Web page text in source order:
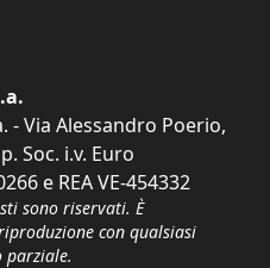
- Via Alessandro Poerio,
Soc. i.v. Euro
e REA VE-454332
sono riservati. È
con qualsiasi
parziale.